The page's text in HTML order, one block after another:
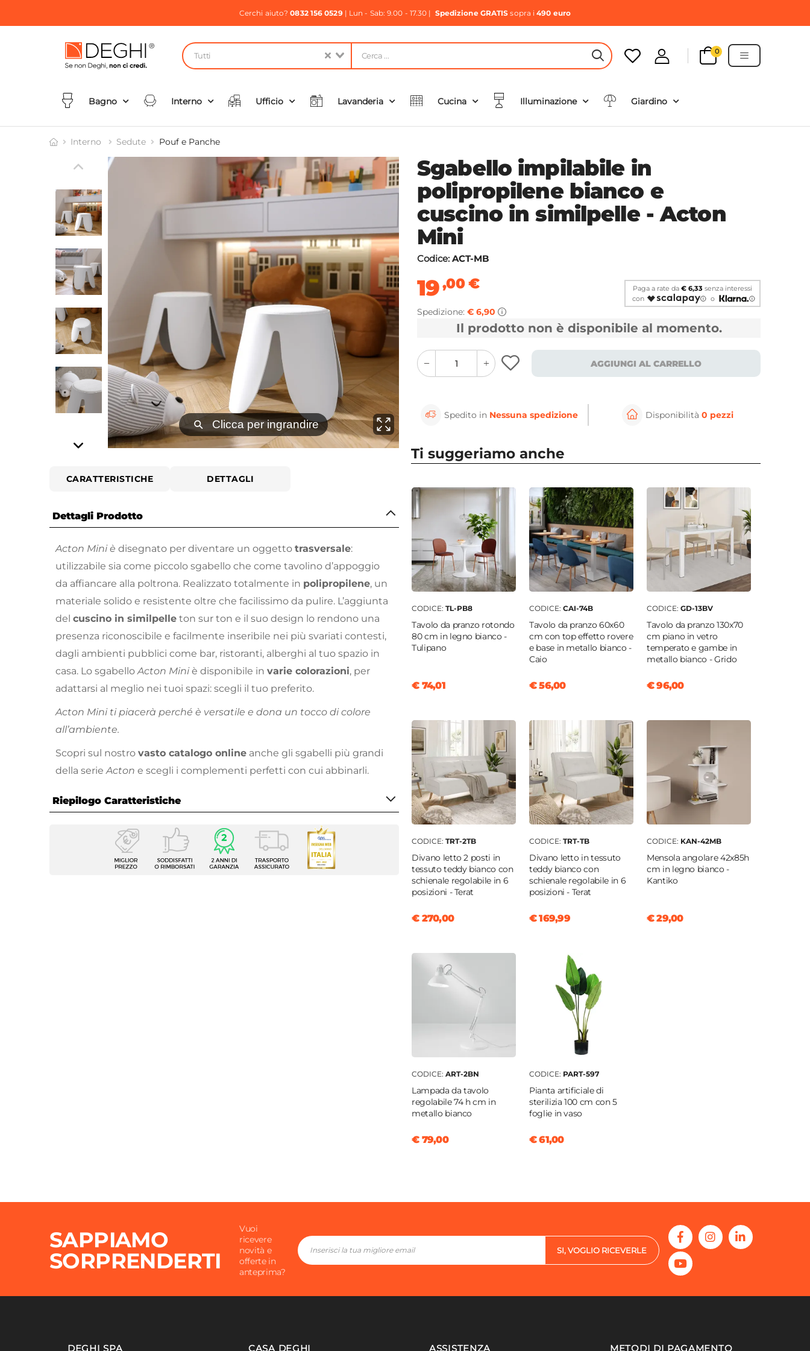
Cerchi aiuto?0832 156 0529| Lun - Sab: 9.00 - 17.30 | Spedizione GRATIS sopra i490 euro
Tutti HEADER SEARCH BUTTON
0
Bagno Interno Ufficio Lavanderia Cucina Illuminazione Giardino
Interno Sedute Pouf e Panche
⚲ Clicca per ingrandire Clicca per ingrandire
CARATTERISTICHE DETTAGLI
Dettagli Prodotto
Acton Mini è disegnato per diventare un oggetto trasversale:
utilizzabile sia come piccolo sgabello che come tavolino d’appoggio
da affiancare alla poltrona. Realizzato totalmente in polipropilene, un
materiale solido e resistente oltre che facilissimo da pulire. L’aggiunta
del cuscino in similpelle ton sur ton e il suo design lo rendono una
presenza riconoscibile e facilmente inseribile nei più svariati contesti,
dagli ambienti pubblici come bar, ristoranti, alberghi al tuo spazio in
casa. Lo sgabelloActon Miniè disponibile in varie colorazioni, per
adattarsi al meglio nei tuoi spazi: scegli il tuo preferito.
Acton Mini ti piacerà perché è versatile e dona un tocco di colore
all’ambiente.
Scopri sul nostro vasto catalogo online anche gli sgabelli più grandi
della serieActon e scegli i complementi perfetti con cui abbinarli.
Riepilogo Caratteristiche
Caratteristiche
Sgabello
Acton Mini
Sgabello impilabile in
polipropilene bianco e
cuscino in similpelle - Acton
Mini
Codice: ACT-MB
19,00€
Spedizione: € 6,90
Paga a rate da€ 6,33 senza interessi
con
o
Il prodotto non è disponibile al momento.
quantity
button
quantity
minus
button
AGGIUNGI AL CARRELLO
Spedito in Nessuna spedizione Disponibilità 0 pezzi
Ti suggeriamo anche
CODICE: TL-PB8
Tavolo da pranzo rotondo
80 cm in legno bianco -
Tulipano
€ 74,01
CODICE: CAI-74B
Tavolo da pranzo 60x60
cm con top effetto rovere
e base in metallo bianco -
Caio
€ 56,00
CODICE: GD-13BV
Tavolo da pranzo 130x70
cm piano in vetro
temperato e gambe in
metallo bianco - Grido
€ 96,00
CODICE: TRT-2TB
Divano letto 2 posti in
tessuto teddy bianco con
schienale regolabile in 6
posizioni - Terat
€ 270,00
CODICE: TRT-TB
Divano letto in tessuto
teddy bianco con
schienale regolabile in 6
posizioni - Terat
€ 169,99
CODICE: KAN-42MB
Mensola angolare 42x85h
cm in legno bianco -
Kantiko
€ 29,00
CODICE: ART-2BN
Lampada da tavolo
regolabile 74 h cm in
metallo bianco
€ 79,00
CODICE: PART-597
Pianta artificiale di
sterilizia 100 cm con 5
foglie in vaso
€ 61,00
SAPPIAMO
SORPRENDERTI
Vuoi
ricevere
novità e
offerte in
anteprima?
SI, VOGLIO RICEVERLE
DEGHI SPA CASA DEGHI ASSISTENZA METODI DI PAGAMENTO